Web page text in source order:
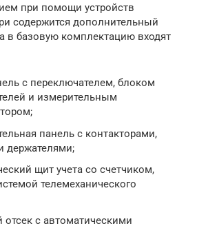
при помощи устройств
содержится дополнительный
в базовую комплектацию входят
с переключателем, блоком
и измерительным
панель с контакторами,
держателями;
щит учета со счетчиком,
телемеханического
отсек с автоматическими